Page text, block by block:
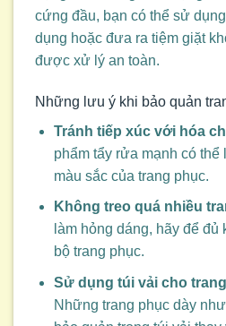
cứng đầu, bạn có thể sử
dụng hoặc đưa ra tiệm giặt
được xử lý an toàn.
Những lưu ý khi bảo quản
Tránh tiếp xúc với hóa
phẩm tẩy rửa mạnh có thể
màu sắc của trang phục.
Không treo quá nhiều
làm hỏng dáng, hãy để
bộ trang phục.
Sử dụng túi vải cho
Những trang phục dày